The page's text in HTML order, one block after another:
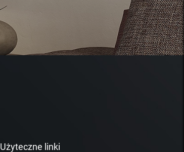
Użyteczne linki